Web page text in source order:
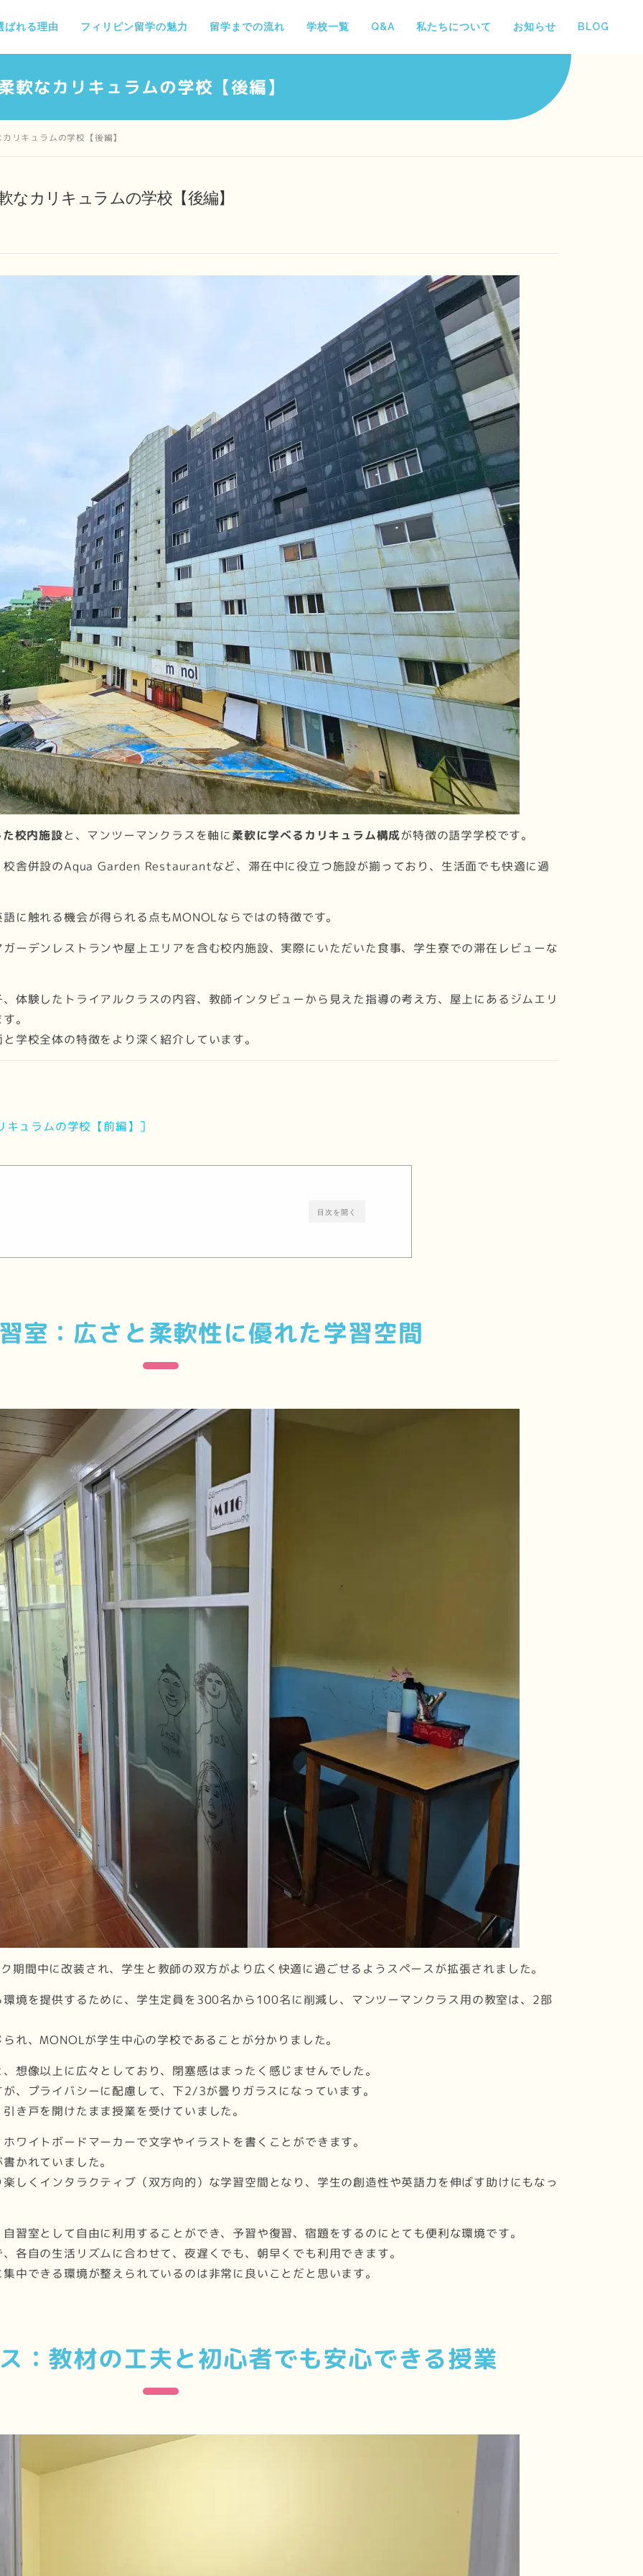
ばれる理由 フィリピン留学の魅力 留学までの流れ 学校一覧 Q&A 私たちについて お知らせ BLOG
なカリキュラムの学校【後編】
リキュラムの学校【後編】
なカリキュラムの学校【後編】
校内施設と、マンツーマンクラスを軸に柔軟に学べるカリキュラム構成が特徴の語学学校です。
舎併設のAqua Garden Restaurantなど、滞在中に役立つ施設が揃っており、生活面でも快適に過
に触れる機会が得られる点もMONOLならではの特徴です。
ーデンレストランや屋上エリアを含む校内施設、実際にいただいた食事、学生寮での滞在レビューな
体験したトライアルクラスの内容、教師インタビューから見えた指導の考え方、屋上にあるジムエリ
。
学校全体の特徴をより深く紹介しています。
ュラムの学校【前編】］
目次を開く
室：広さと柔軟性に優れた学習空間
間中に改装され、学生と教師の双方がより広く快適に過ごせるようスペースが拡張されました。
境を提供するために、学生定員を300名から100名に削減し、マンツーマンクラス用の教室は、2部
れ、MONOLが学生中心の学校であることが分かりました。
想像以上に広々としており、閉塞感はまったく感じませんでした。
、プライバシーに配慮して、下2/3が曇りガラスになっています。
き戸を開けたまま授業を受けていました。
ワイトボードマーカーで文字やイラストを書くことができます。
かれていました。
しくインタラクティブ（双方向的）な学習空間となり、学生の創造性や英語力を伸ばす助けにもなっ
習室として自由に利用することができ、予習や復習、宿題をするのにとても便利な環境です。
各自の生活リズムに合わせて、夜遅くでも、朝早くでも利用できます。
中できる環境が整えられているのは非常に良いことだと思います。
：教材の工夫と初心者でも安心できる授業